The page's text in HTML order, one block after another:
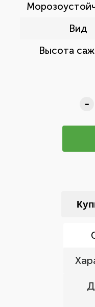
Вид
Высота
-